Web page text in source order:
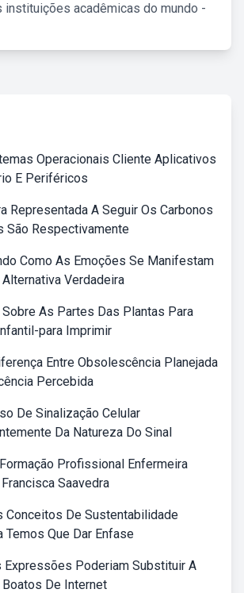
instituições acadêmicas do mundo -
Operacionais Cliente Aplicativos
E Periféricos
Representada A Seguir Os Carbonos
São Respectivamente
Como As Emoções Se Manifestam
Verdadeira
As Partes Das Plantas Para
para Imprimir
Entre Obsolescência Planejada
Percebida
De Sinalização Celular
Da Natureza Do Sinal
Profissional Enfermeira
Saavedra
Conceitos De Sustentabilidade
Temos Que Dar Enfase
Expressões Poderiam Substituir A
De Internet